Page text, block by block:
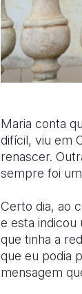
Maria conta
difícil, viu em
renascer.
sempre foi
Certo dia, ao
e esta indicou
que tinha a
que eu podia
mensagem